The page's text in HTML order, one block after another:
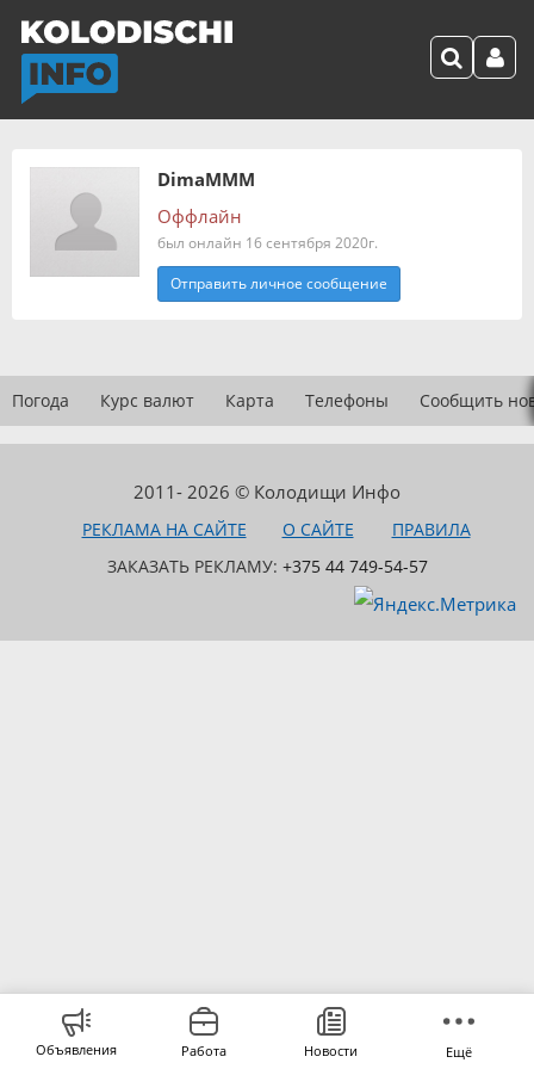
DimaMMM
Оффлайн
был онлайн 16 сентября 2020г.
Отправить личное сообщение
Погода Курс валют Карта Телефоны Сообщить
2011- 2026 © Колодищи Инфо
РЕКЛАМА НА САЙТЕ О САЙТЕ
ПРАВИЛА
ЗАКАЗАТЬ РЕКЛАМУ: +375 44 749-54-57
Объявления Работа Новости Ещё